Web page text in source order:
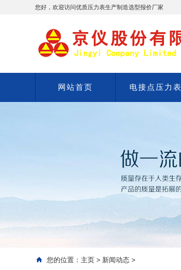
您好，欢迎访问优质压力表生产制造选型报价厂家
网站首页 电接点压力表
您的位置： 主页 > 新闻动态 >